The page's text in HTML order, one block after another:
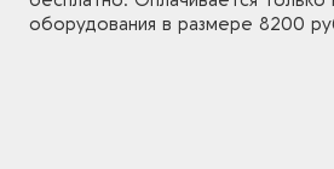
оборудования в размере 8200